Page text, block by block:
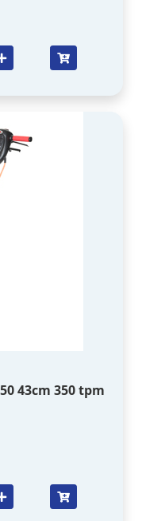
43cm 350 tpm